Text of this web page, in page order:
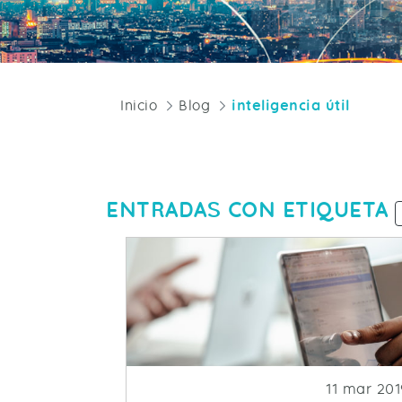
Inicio Blog inteligencia útil
ENTRADAS CON ETIQUETA
Fecha de
11 mar